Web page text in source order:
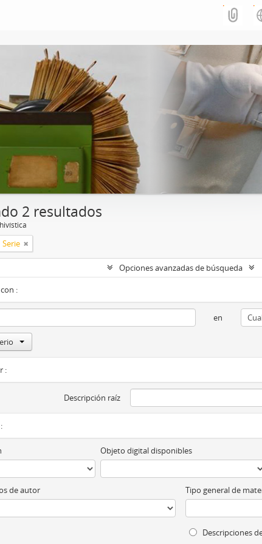
2 resultados
Serie
Opciones avanzadas de búsqueda
:
en
:
Descripción raíz
Objeto digital disponibles
de autor Tipo general de
Descripciones